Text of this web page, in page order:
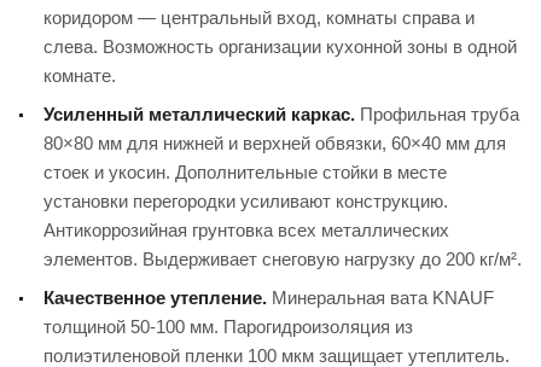
коридором — центральный вход, комнаты справа и
слева. Возможность организации кухонной зоны в одной
комнате.
Усиленный металлический каркас. Профильная труба
80×80 мм для нижней и верхней обвязки, 60×40 мм для
стоек и укосин. Дополнительные стойки в месте
установки перегородки усиливают конструкцию.
Антикоррозийная грунтовка всех металлических
элементов. Выдерживает снеговую нагрузку до 200 кг/м².
Качественное утепление. Минеральная вата KNAUF
толщиной 50-100 мм. Парогидроизоляция из
полиэтиленовой пленки 100 мкм защищает утеплитель.